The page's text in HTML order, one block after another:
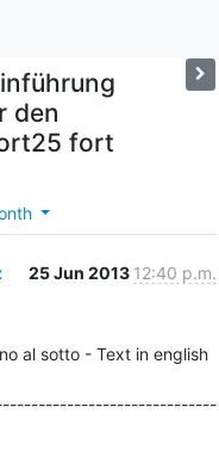
den
fort
25 Jun 2013 12:40 p.m.
al sotto - Text in english